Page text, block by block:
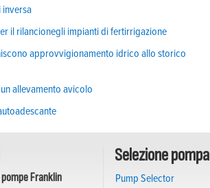
il rilancionegli impianti di fertirrigazione
approvvigionamento idrico allo storico
allevamento avicolo
Franklin
Selezione pompa
Pump Selector